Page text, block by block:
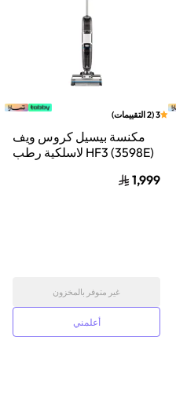
3
(
2التقييمات)
مكنسة بيسيل كروس ويف
HF3 (3598E) لاسلكية رطب
1,999
غير متوفر بالمخزون
أعلمني